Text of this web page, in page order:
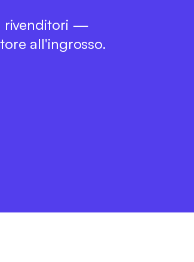
rivenditori —
all'ingrosso.